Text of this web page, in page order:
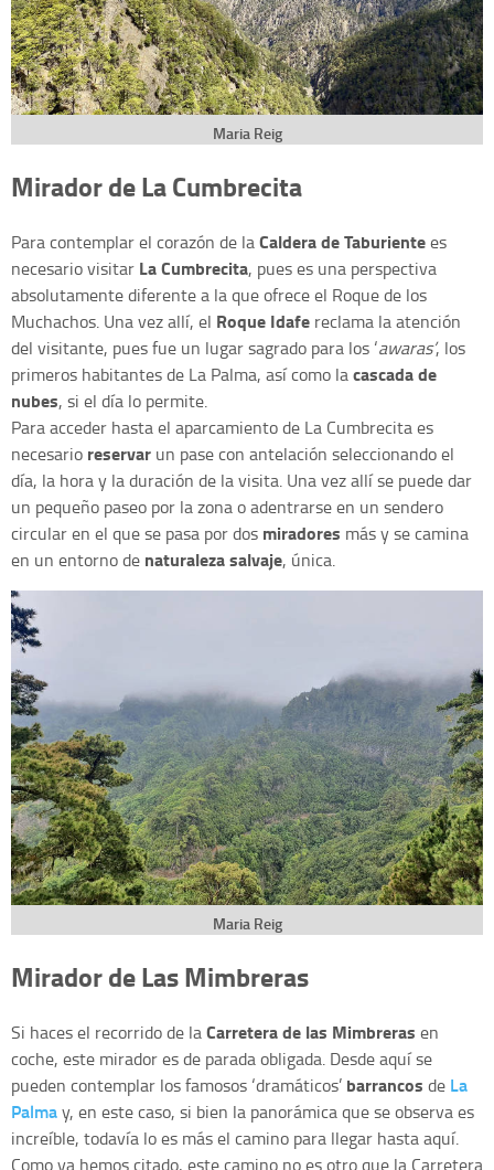
Maria Reig
Mirador de La Cumbrecita
Para contemplar el corazón de laCaldera de Taburientees
necesario visitar La Cumbrecita, pues es una perspectiva
absolutamente diferente a la que ofrece el Roque de los
Muchachos. Una vez allí, el Roque Idafe reclama la atención
del visitante, pues fue un lugar sagrado para los ‘awaras’, los
primeros habitantes de La Palma, así como lacascada de
nubes, si el día lo permite.
Para acceder hasta el aparcamiento de La Cumbrecita es
necesario reservar un pase con antelación seleccionando el
día, la hora y la duración de la visita. Una vez allí se puede dar
un pequeño paseo por la zona o adentrarse en un sendero
circular en el que se pasa por dos miradores más y se camina
en un entorno de naturaleza salvaje, única.
Maria Reig
Mirador de Las Mimbreras
Si haces el recorrido de laCarretera de las Mimbreras en
coche, este mirador es de parada obligada. Desde aquí se
pueden contemplar los famosos ‘dramáticos’ barrancos de La
Palmay, en este caso, si bien la panorámica que se observa es
increíble, todavía lo es más el camino para llegar hasta aquí.
Como ya hemos citado, este camino no es otro que la Carretera